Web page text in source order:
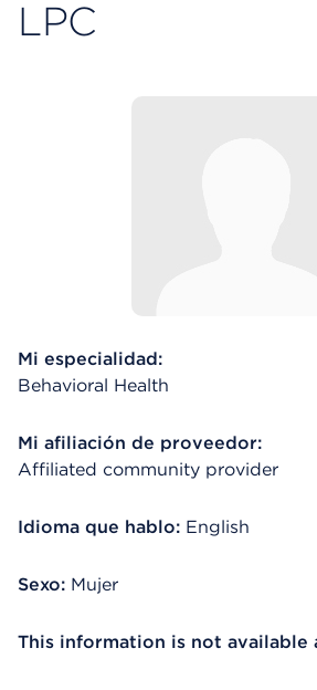
LPC
Mi especialidad:
Behavioral Health
Mi afiliación de proveedor:
Affiliated community provider
Idioma que hablo: English
Sexo: Mujer
This information is not available